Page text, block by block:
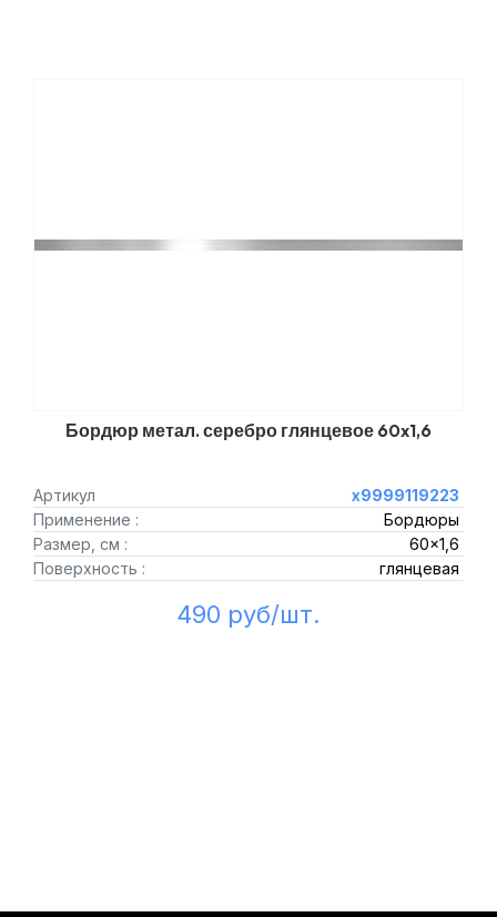
Бордюр метал. серебро глянцевое 60x1,6
Артикул
х9999119223
Применение :
Бордюры
Размер, см :
60x1,6
Поверхность :
глянцевая
490 руб/шт.